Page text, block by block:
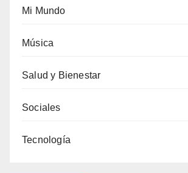
Mi Mundo
Música
Salud y Bienestar
Sociales
Tecnología